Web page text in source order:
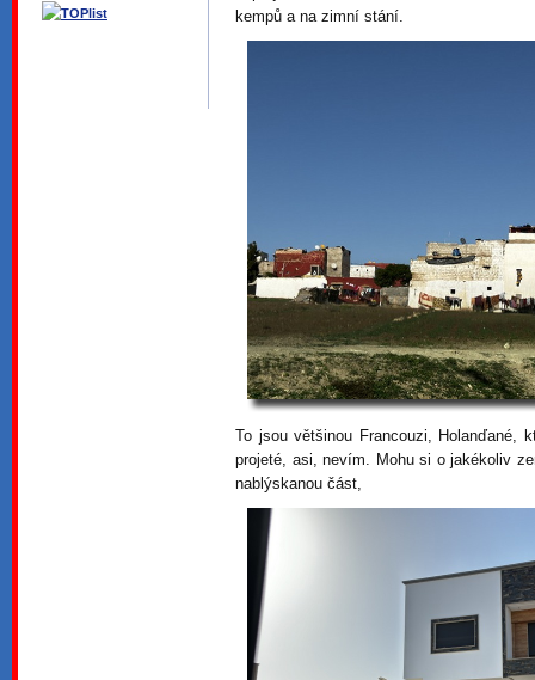
kempů a na zimní stání.
To jsou většinou Francouzi, Holanďané,
projeté, asi, nevím. Mohu si o jakékoliv
nablýskanou část,